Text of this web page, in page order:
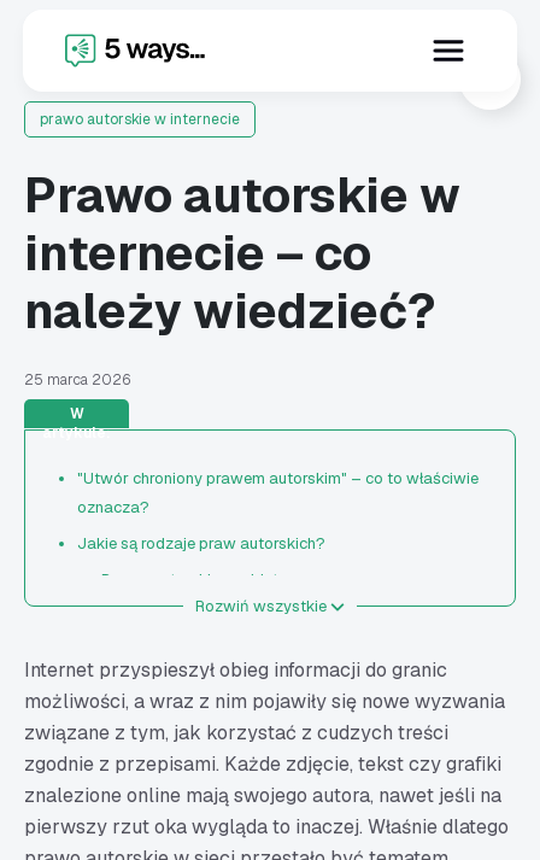
prawo autorskie w internecie
Prawo autorskie w
internecie – co
należy wiedzieć?
25 marca 2026
W
artykule:
"Utwór chroniony prawem autorskim" – co to właściwie
oznacza?
Jakie są rodzaje praw autorskich?
Prawa autorskie osobiste
Prawa autorskie majątkowe
Licencje Creative Commons (CC) – co warto
wiedzieć?
Jak legalnie korzystać z treści w sieci?
Prawo cytatu
Rozwiń wszystkie
Internet przyspieszył obieg informacji do granic
możliwości, a wraz z nim pojawiły się nowe wyzwania
związane z tym, jak korzystać z cudzych treści
zgodnie z przepisami. Każde zdjęcie, tekst czy grafiki
znalezione online mają swojego autora, nawet jeśli na
pierwszy rzut oka wygląda to inaczej. Właśnie dlatego